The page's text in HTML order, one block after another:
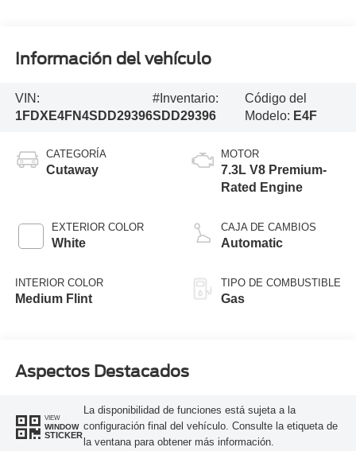
Información del vehículo
VIN:
1FDXE4FN4SDD29396
#Inventario:
SDD29396
Código del
Modelo: E4F
CATEGORÍA
Cutaway
EXTERIOR COLOR
White
INTERIOR COLOR
Medium Flint
MOTOR
7.3L V8 Premium-
Rated Engine
CAJA DE CAMBIOS
Automatic
TIPO DE COMBUSTIBLE
Gas
Aspectos Destacados
VIEW
WINDOW
STICKER
La disponibilidad de funciones está sujeta a la
configuración final del vehículo. Consulte la etiqueta de
la ventana para obtener más información.